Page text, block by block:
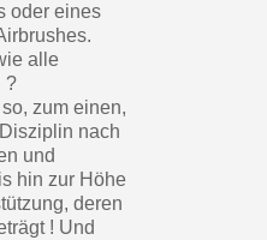
10€ Einkaufsgutschein
Ihr Online-Angebot
Teilen Sie Ihre Kreationen und
Sammeln Sie mit jeder
Rücksendung von
oder eines
alle
?
zum einen,
nach
und
hin zur Höhe
deren
! Und